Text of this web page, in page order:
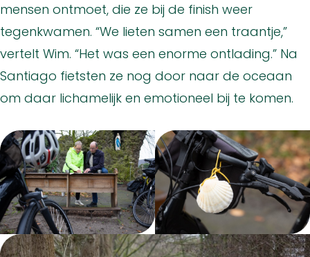
mensen ontmoet, die ze bij de finish weer
tegenkwamen. “We lieten samen een traantje,”
vertelt Wim. “Het was een enorme ontlading.” Na
Santiago fietsten ze nog door naar de oceaan
om daar lichamelijk en emotioneel bij te komen.